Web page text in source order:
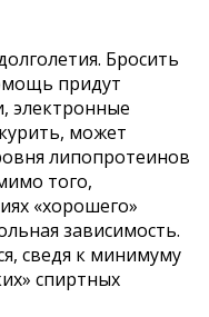
Бросить
придут
электронные
может
липопротеинов
того,
«хорошего»
зависимость.
сведя к минимуму
спиртных